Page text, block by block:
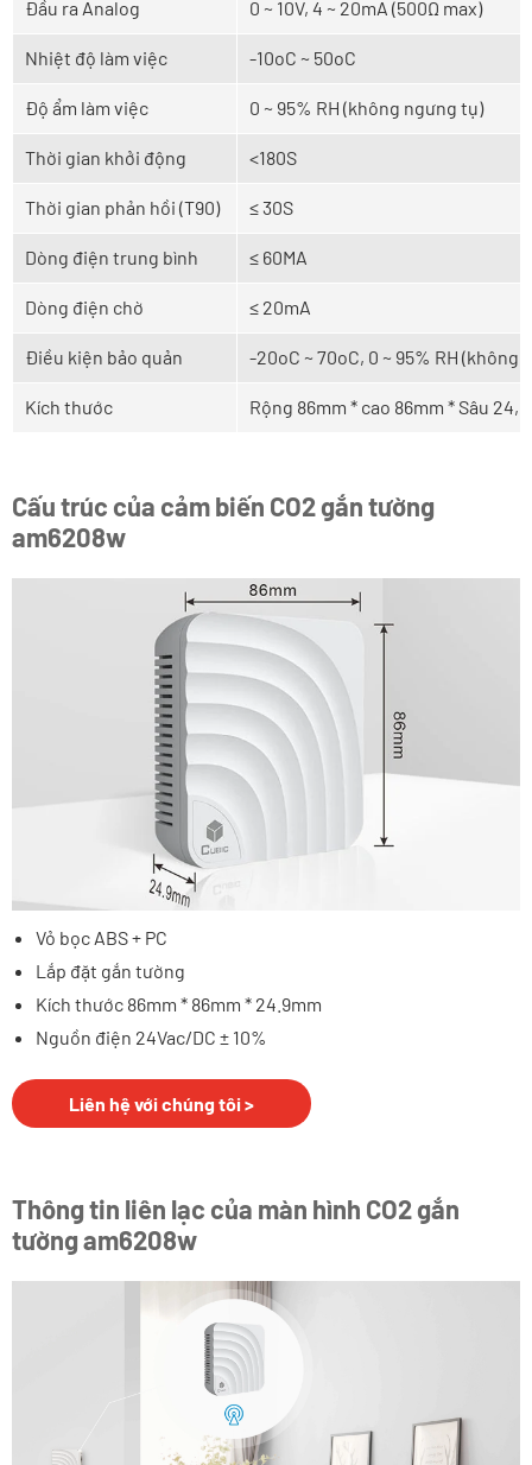
Đầu ra Analog 0 ~ 10V, 4 ~ 20mA (500Ω max)
Nhiệt độ làm việc -10oC ~ 50oC
Độ ẩm làm việc 0 ~ 95% RH (không ngưng tụ)
Thời gian khởi động <180S
Thời gian phản hồi (T90) ≤ 30S
Dòng điện trung bình ≤ 60MA
Dòng điện chờ ≤ 20mA
Điều kiện bảo quản -20oC ~ 70oC, 0 ~ 95% RH (không
Kích thước Rộng 86mm * cao 86mm * Sâu 24,
Cấu trúc của cảm biến CO2 gắn tường
am6208w
Vỏ bọc ABS + PC
Lắp đặt gắn tường
Kích thước 86mm * 86mm * 24.9mm
Nguồn điện 24Vac/DC ± 10%
Liên hệ với chúng tôi >
Thông tin liên lạc của màn hình CO2 gắn
tường am6208w